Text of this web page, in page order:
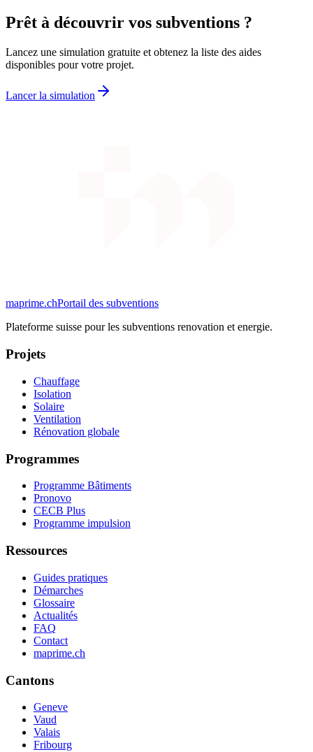
Prêt à découvrir vos subventions ?
Lancez une simulation gratuite et obtenez la liste des aides
disponibles pour votre projet.
Lancer la simulation
maprime.chPortail des subventions
Plateforme suisse pour les subventions renovation et energie.
Projets
Chauffage
Isolation
Solaire
Ventilation
Rénovation globale
Programmes
Programme Bâtiments
Pronovo
CECB Plus
Programme impulsion
Ressources
Guides pratiques
Démarches
Glossaire
Actualités
FAQ
Contact
maprime.ch
Cantons
Geneve
Vaud
Valais
Fribourg